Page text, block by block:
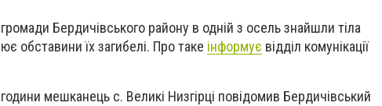
Бердичівського району в одній з осель знайшли тіла
обставини їх загибелі. Про таке інформує відділ комунікації
мешканець с. Великі Низгірці повідомив Бердичівський